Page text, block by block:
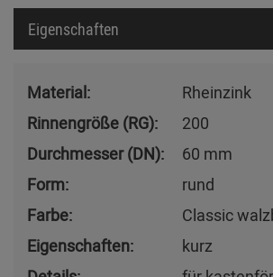
Eigenschaften
Material:
Rheinzink
Rinnengröße (RG):
200
Durchmesser (DN):
60 mm
Form:
rund
Farbe:
Classic
Eigenschaften:
kurz